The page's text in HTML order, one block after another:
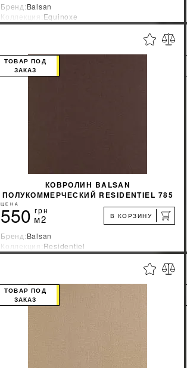
Бренд:Balsan
Коллекция:Equinoxe
Страна-производитель:Франция
УЗНАТЬ СВОЮ СКИДКУ %
КОВРОЛИН BALSAN
ПОЛУКОММЕРЧЕСКИЙ RESIDENTIEL 785
ТЕМНО-КОРИЧНЕВЫЙ
ТОВАР ПОД
ЗАКАЗ
ЦЕНА
550 грн
м2 В КОРЗИНУ
Бренд:Balsan
Коллекция:Residentiel
Страна-производитель:Франция
УЗНАТЬ СВОЮ СКИДКУ %
ТОВАР ПОД
ЗАКАЗ